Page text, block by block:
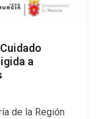
a
de la Región